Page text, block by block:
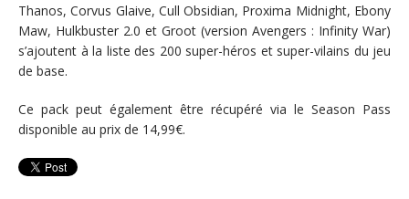
Thanos, Corvus Glaive, Cull Obsidian, Proxima Midnight, Ebony
Maw, Hulkbuster 2.0 et Groot (version Avengers : Infinity War)
s’ajoutent à la liste des 200 super-héros et super-vilains du jeu
de base.
Ce pack peut également être récupéré via le Season Pass
disponible au prix de 14,99€.